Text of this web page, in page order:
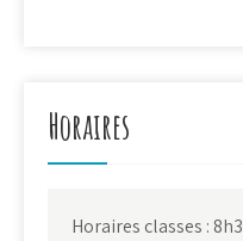
Horaires
Horaires classes :